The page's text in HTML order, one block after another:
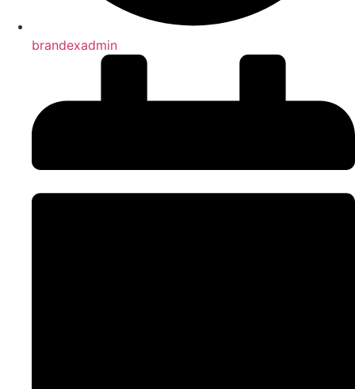
brandexadmin